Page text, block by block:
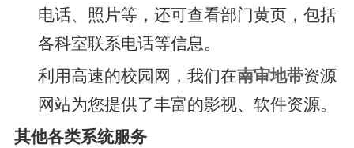
电话、照片等，还可查看部门黄页，包括
各科室联系电话等信息。
利用高速的校园网，我们在南审地带资源
网站为您提供了丰富的影视、软件资源。
其他各类系统服务